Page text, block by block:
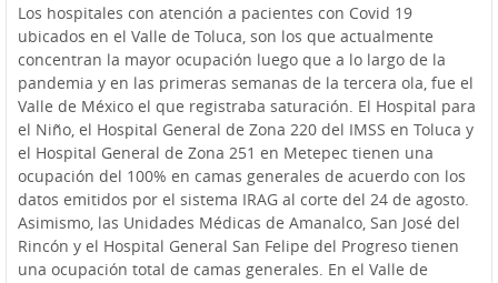
Los hospitales con atención a pacientes con Covid 19
ubicados en el Valle de Toluca, son los que actualmente
concentran la mayor ocupación luego que a lo largo de la
pandemia y en las primeras semanas de la tercera ola, fue el
Valle de México el que registraba saturación. El Hospital para
el Niño, el Hospital General de Zona 220 del IMSS en Toluca y
el Hospital General de Zona 251 en Metepec tienen una
ocupación del 100% en camas generales de acuerdo con los
datos emitidos por el sistema IRAG al corte del 24 de agosto.
Asimismo, las Unidades Médicas de Amanalco, San José del
Rincón y el Hospital General San Felipe del Progreso tienen
una ocupación total de camas generales. En el Valle de